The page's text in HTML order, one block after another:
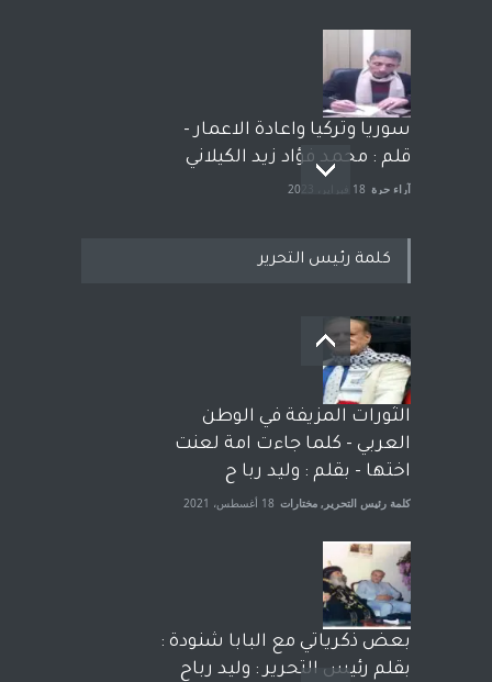
سوريا وتركيا واعادة الاعمار -
قلم : محمد فؤاد زيد الكيلاني
آراء حرة 18 فبراير، 2023
بعد معارك قضائية طاحنة كتب
وترافع فيها بنفسه مرة اخرى..
الشيخ طارق يوسف يقهر
الحكومة الأمريكية ، فأعطوه
الجنسية عن يد وهم صاغرون،
آراء حرة مختارات 7 أبريل، 2023
كلمة رئيس التحرير
الثورات المزيفة في الوطن
العربي - كلما جاءت امة لعنت
اختها - بقلم : وليد ربا ح
كلمة رئيس التحرير , مختارات 18 أغسطس، 2021
بعض ذكرياتي مع البابا شنودة :
بقلم رئيس التحرير : وليد رباح